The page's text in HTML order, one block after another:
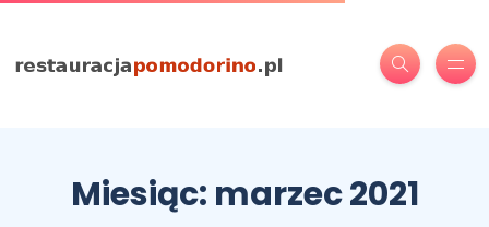
Miesiąc: marzec 2021